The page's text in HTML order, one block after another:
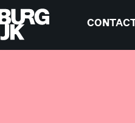
CONTACT